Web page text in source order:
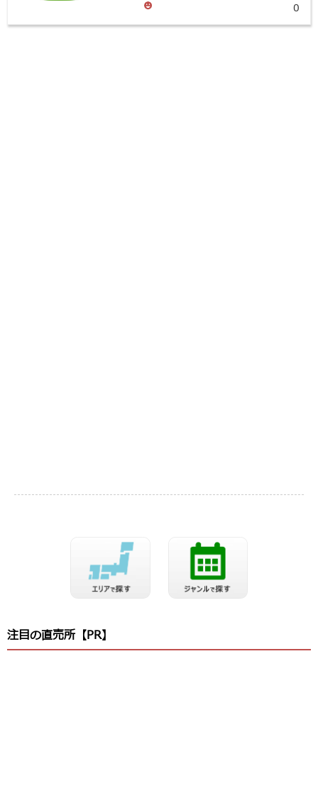
0
注目の直売所【PR】